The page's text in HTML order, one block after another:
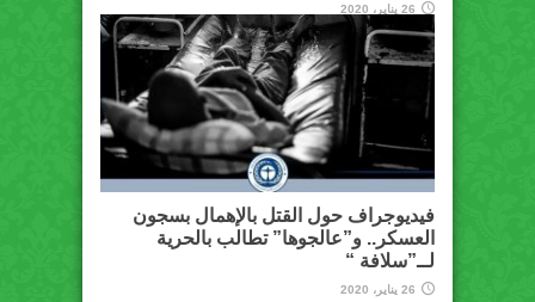
26 يناير، 2020
فيديوجراف حول القتل بالإهمال بسجون
العسكر.. و”عالجوها” تطالب بالحرية
لــ”سلافة “
26 يناير، 2020